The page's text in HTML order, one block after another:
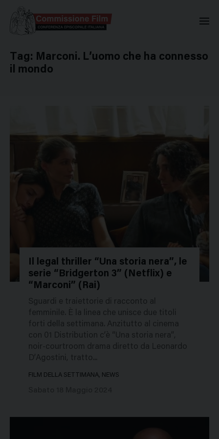
Tag: Marconi. L’uomo che ha connesso
il mondo
326290
Il legal thriller “Una storia nera”, le
serie “Bridgerton 3” (Netflix) e
“Marconi” (Rai)
Sguardi e traiettorie di racconto al
femminile. È la linea che unisce due titoli
forti della settimana. Anzitutto al cinema
con 01 Distribution c’è “Una storia nera”,
noir-courtroom drama diretto da Leonardo
D’Agostini, tratto...
FILM DELLA SETTIMANA, NEWS